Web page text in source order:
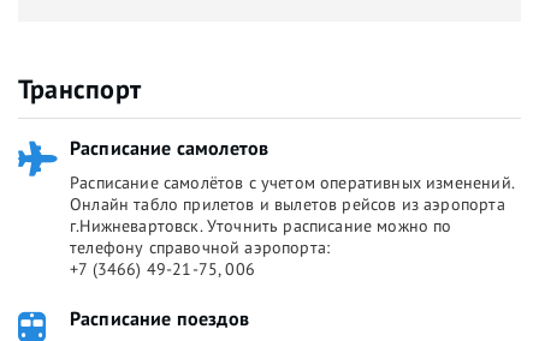
Транспорт
Расписание самолетов
Расписание самолётов с учетом оперативных изменений.
Онлайн табло прилетов и вылетов рейсов из аэропорта
г.Нижневартовск. Уточнить расписание можно по
телефону справочной аэропорта:
+7 (3466) 49-21-75, 006
Расписание поездов